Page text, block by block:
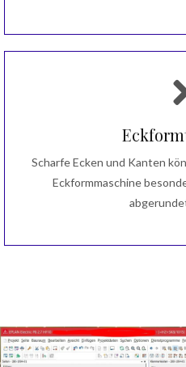
Scharfe Ecken und Kanten
Eckformmaschine